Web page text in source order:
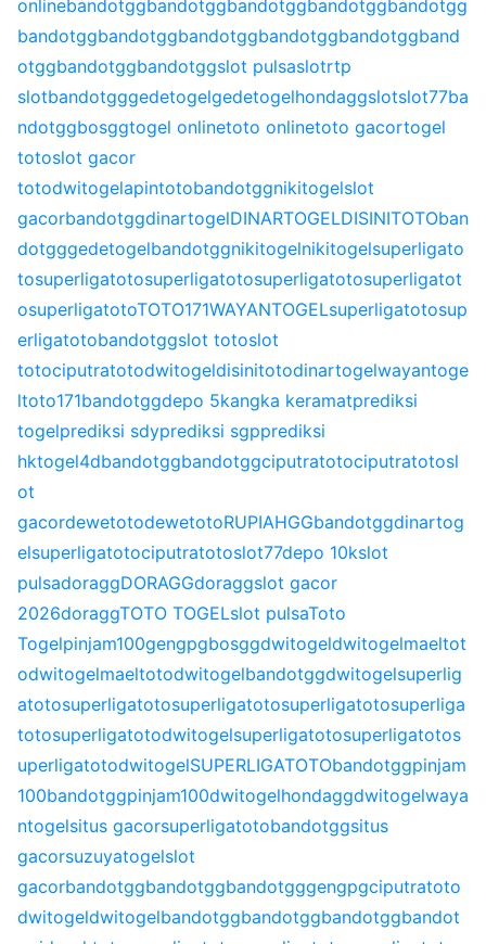
onlinebandotggbandotggbandotggbandotggbandotgg
bandotggbandotggbandotggbandotggbandotggband
otggbandotggbandotggslot pulsaslotrtp
slotbandotgggedetogelgedetogelhondaggslotslot77ba
ndotggbosggtogel onlinetoto onlinetoto gacortogel
totoslot gacor
totodwitogelapintotobandotggnikitogelslot
gacorbandotggdinartogelDINARTOGELDISINITOTOban
dotgggedetogelbandotggnikitogelnikitogelsuperligato
tosuperligatotosuperligatotosuperligatotosuperligatot
osuperligatotoTOTO171WAYANTOGELsuperligatotosup
erligatotobandotggslot totoslot
totociputratotodwitogeldisinitotodinartogelwayantoge
ltoto171bandotggdepo 5kangka keramatprediksi
togelprediksi sdyprediksi sgpprediksi
hktogel4dbandotggbandotggciputratotociputratotosl
ot
gacordewetotodewetotoRUPIAHGGbandotggdinartog
elsuperligatotociputratotoslot77depo 10kslot
pulsadoraggDORAGGdoraggslot gacor
2026doraggTOTO TOGELslot pulsaToto
Togelpinjam100gengpgbosggdwitogeldwitogelmaeltot
odwitogelmaeltotodwitogelbandotggdwitogelsuperlig
atotosuperligatotosuperligatotosuperligatotosuperliga
totosuperligatotodwitogelsuperligatotosuperligatotos
uperligatotodwitogelSUPERLIGATOTObandotggpinjam
100bandotggpinjam100dwitogelhondaggdwitogelwaya
ntogelsitus gacorsuperligatotobandotggsitus
gacorsuzuyatogelslot
gacorbandotggbandotggbandotgggengpgciputratoto
dwitogeldwitogelbandotggbandotggbandotggbandot